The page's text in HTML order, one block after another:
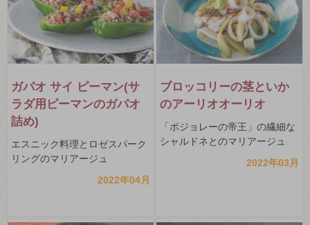
ガパオ サイ ピーマン(サ
ラダ用ピーマンのガパオ
詰め)
エスニック料理とロゼスパーク
リングのマリアージュ
2022年04月
ブロッコリーの茎といか
のアーリオオーリオ
「ボジョレーの帝王」の繊細な
シャルドネとのマリアージュ
2022年03月